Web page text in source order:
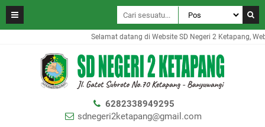
Selamat datang di Website SD Negeri 2 Ketapang,
6282338949295
sdnegeri2ketapang@gmail.com